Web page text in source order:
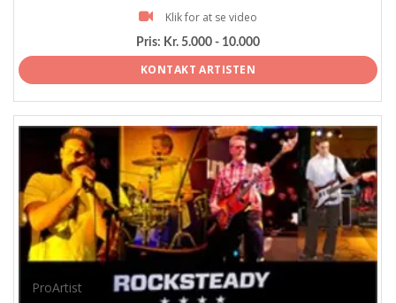
Klik for at se video
Pris: Kr. 5.000 - 10.000
KONTAKT ARTISTEN
ProArtist